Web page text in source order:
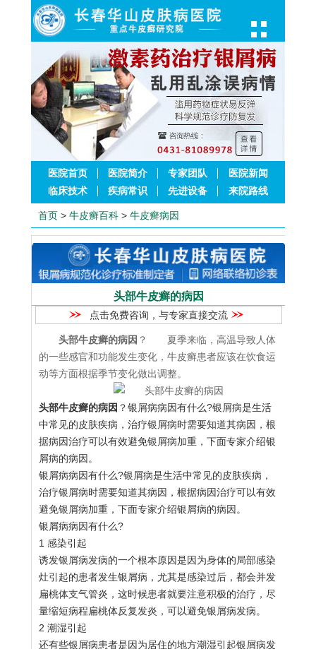
医院首页 医院简介 专家团队
医院新闻
临床技术
疾病常识 先进设备 来院路线
首页 > 牛皮癣百科 > 牛皮癣病因
头部牛皮癣的病因
点击免费咨询，与专家直接交流
头部牛皮癣的病因 ？ 夏季来临，高温导致人体
的一些感官和功能发生变化，牛皮癣患者应该在饮食运
动等方面根据季节变化做出调整。
头部牛皮癣的病因 ？银屑病病因有什么?银屑病是生活
中常见的皮肤疾病，治疗银屑病时需要知道其病因，根
据病因治疗可以有效避免银屑病加重，下面专家介绍银
屑病的病因。
银屑病病因有什么?银屑病是生活中常见的皮肤疾病，
治疗银屑病时需要知道其病因，根据病因治疗可以有效
避免银屑病加重，下面专家介绍银屑病的病因。
银屑病病因有什么?
1 感染引起
诱发银屑病发病的一个根本原因是因为身体的局部感染
灶引起的患者发生银屑病，尤其是感染过后，都会并发
扁桃体支气管炎，这时候患者就要注意积极的治疗，尽
量缩短病程扁桃体反复发炎，可以避免银屑病发病。
2 潮湿引起
还有些银屑病患者是因为居住的地方潮湿引起银屑病发